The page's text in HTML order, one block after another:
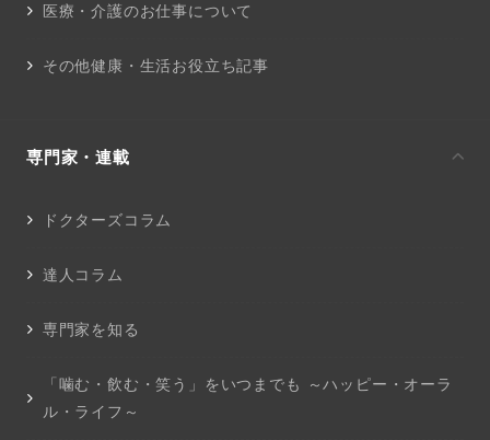
医療・介護のお仕事について
その他健康・生活お役立ち記事
専門家・連載
ドクターズコラム
達人コラム
専門家を知る
「噛む・飲む・笑う」をいつまでも ～ハッピー・オーラ
ル・ライフ～